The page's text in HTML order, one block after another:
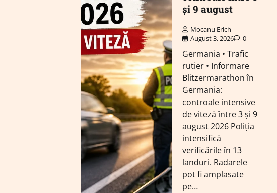
și 9 august
Mocanu Erich
August 3, 2026
0
Germania • Trafic
rutier • Informare
Blitzermarathon în
Germania:
controale intensive
de viteză între 3 și 9
august 2026 Poliția
intensifică
verificările în 13
landuri. Radarele
pot fi amplasate
pe…